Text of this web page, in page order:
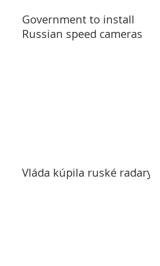
Government to install
Russian speed cameras
Vláda kúpila ruské radary